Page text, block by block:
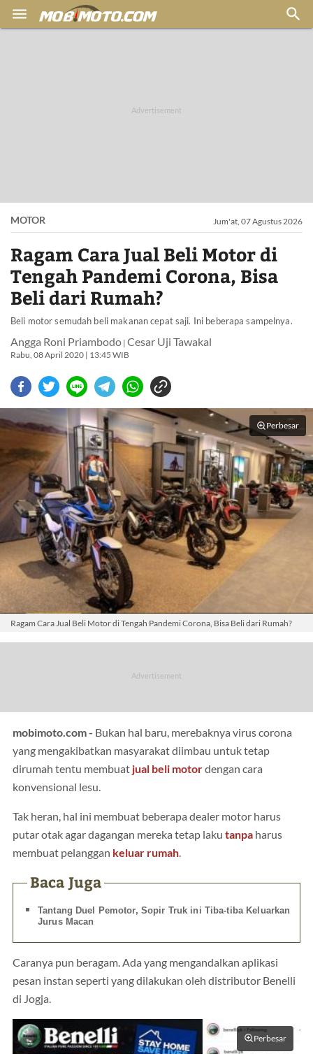
 
MOTOR Jum'at, 07 Agustus 2026
Ragam Cara Jual Beli Motor di
Tengah Pandemi Corona, Bisa
Beli dari Rumah?
Beli motor semudah beli makanan cepat saji. Ini beberapa sampelnya.
Angga Roni Priambodo | Cesar Uji Tawakal
Rabu, 08 April 2020 | 13:45 WIB
Perbesar
Ragam Cara Jual Beli Motor di Tengah Pandemi Corona, Bisa Beli dari Rumah?
mobimoto.com - Bukan hal baru, merebaknya virus corona
yang mengakibatkan masyarakat diimbau untuk tetap
dirumah tentu membuat jual beli motordengan cara
konvensional lesu.
Tak heran, hal ini membuat beberapa dealer motor harus
putar otak agar dagangan mereka tetap laku tanpa harus
membuat pelanggan keluar rumah
Baca Juga
Tantang Duel Pemotor, Sopir Truk ini Tiba-tiba Keluarkan
Jurus Macan
Caranya pun beragam. Ada yang mengandalkan aplikasi
pesan instan seperti yang dilakukan oleh distributor Benelli
di Jogja.
Perbesar